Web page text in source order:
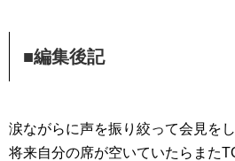
■編集後記
涙ながらに声を振り絞って会見を
将来自分の席が空いていたらまた